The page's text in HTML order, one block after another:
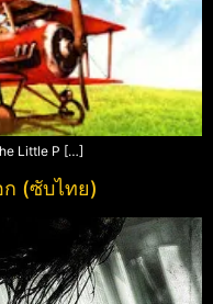
Little P […]
(ซับไทย)